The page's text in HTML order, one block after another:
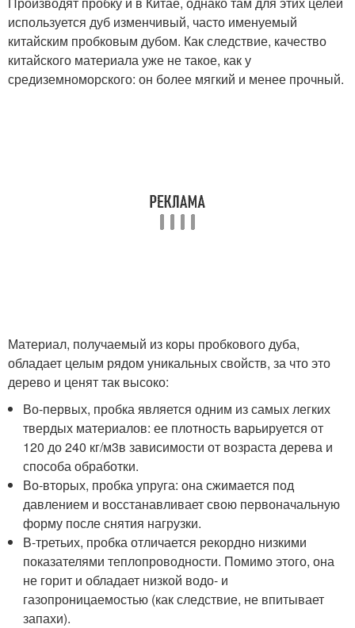
используется дуб изменчивый, часто именуемый
китайским пробковым дубом. Как следствие, качество
китайского материала уже не такое, как у
средиземноморского: он более мягкий и менее прочный.
Материал, получаемый из коры пробкового дуба,
обладает целым рядом уникальных свойств, за что это
дерево и ценят так высоко:
Во-первых, пробка является одним из самых легких
твердых материалов: ее плотность варьируется от
120 до 240 кг/м3в зависимости от возраста дерева и
способа обработки.
Во-вторых, пробка упруга: она сжимается под
давлением и восстанавливает свою первоначальную
форму после снятия нагрузки.
В-третьих, пробка отличается рекордно низкими
показателями теплопроводности. Помимо этого, она
не горит и обладает низкой водо- и
газопроницаемостью (как следствие, не впитывает
запахи).